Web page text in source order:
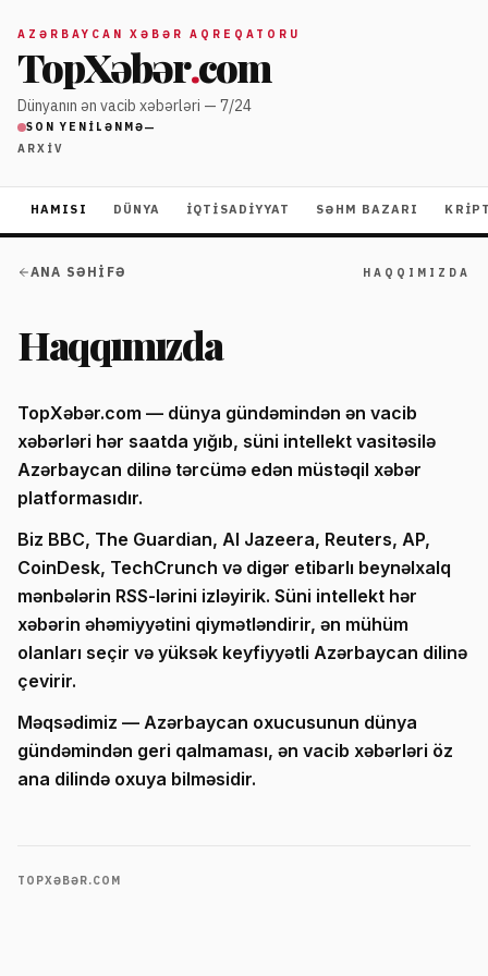
AZƏRBAYCAN XƏBƏR AQREQATORU
TopXəbər.com
Dünyanın ən vacib xəbərləri — 7/24
SON YENILƏNMƏ—
ARXIV
HAMISI DÜNYA İQTISADIYYAT SƏHM BAZARI
ANA SƏHIFƏ HAQQIMIZDA
Haqqımızda
TopXəbər.com — dünya gündəmindən ən vacib
xəbərləri hər saatda yığıb, süni intellekt vasitəsilə
Azərbaycan dilinə tərcümə edən müstəqil xəbər
platformasıdır.
Biz BBC, The Guardian, Al Jazeera, Reuters, AP,
CoinDesk, TechCrunch və digər etibarlı beynəlxalq
mənbələrin RSS-lərini izləyirik. Süni intellekt hər
xəbərin əhəmiyyətini qiymətləndirir, ən mühüm
olanları seçir və yüksək keyfiyyətli Azərbaycan dilinə
çevirir.
Məqsədimiz — Azərbaycan oxucusunun dünya
gündəmindən geri qalmaması, ən vacib xəbərləri öz
ana dilində oxuya bilməsidir.
TOPXƏBƏR.COM